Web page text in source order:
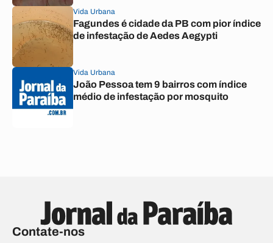
Vida Urbana
Fagundes é cidade da PB com pior índice
de infestação de Aedes Aegypti
Vida Urbana
João Pessoa tem 9 bairros com índice
médio de infestação por mosquito
Contate-nos